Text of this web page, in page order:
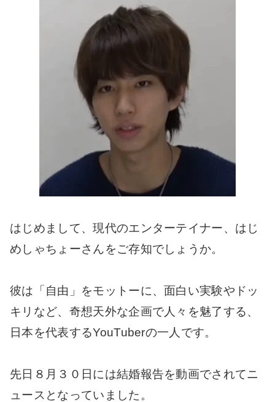
はじめまして、現代のエンターテイナー、はじ
めしゃちょーさんをご存知でしょうか。
彼は「自由」をモットーに、面白い実験やドッ
キリなど、奇想天外な企画で人々を魅了する、
日本を代表するYouTuberの一人です。
先日８月３０日には結婚報告を動画でされてニ
ュースとなっていました。